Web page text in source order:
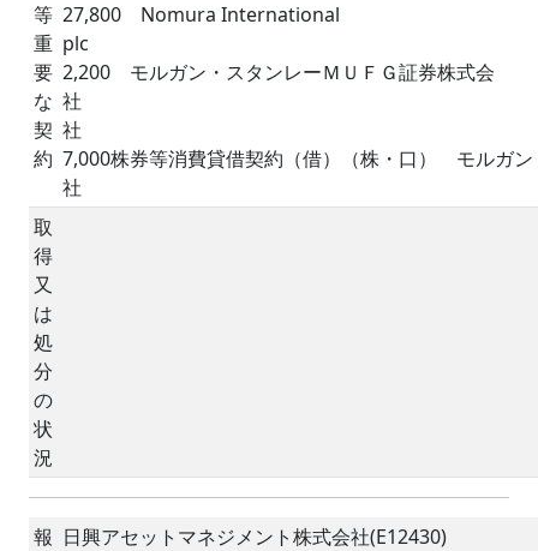
等
重
要
な
契
約
27,800 Nomura International
2,200 モルガン・スタンレーＭＵＦＧ証券株式会
社 600 野村
7,000株券等消費貸借契約（借）（株・口） モルガ
社
取
得
又
は
処
分
の
状
況
報 日興アセットマネジメント株式会社(E12430)